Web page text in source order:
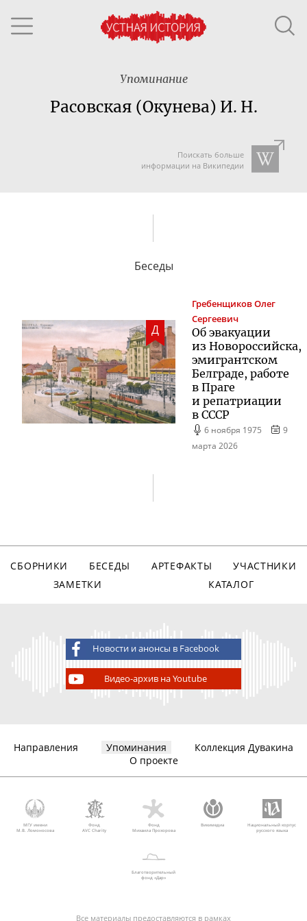
Упоминание
Расовская (Окунева) И. Н.
Поискать больше
информации на Википедии
Беседы
Д
ГребенщиковОлег
Сергеевич
Об эвакуации
из Новороссийска,
эмигрантском
Белграде, работе
в Праге
и репатриации
в СССР
6 ноября 1975
9
марта 2026
СБОРНИКИ БЕСЕДЫ АРТЕФАКТЫ
УЧАСТНИКИ
ЗАМЕТКИ
КАТАЛОГ
Новости и анонсы в Facebook
Видео-архив на Youtube
Направления Упоминания
Коллекция Дувакина
О проекте
МГУ имени
М.В. Ломоносова
Фонд
AVC Charity
Фонд
Михаила Прохорова
Викимедиа
Национальный корпус
русского языка
Благотворительный
фонд «Дар»
Все материалы предоставляются в рамках